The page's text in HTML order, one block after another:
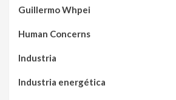
Guillermo Whpei
Human Concerns
Industria
Industria energética